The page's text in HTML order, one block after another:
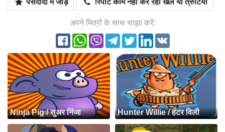
अपने मित्रों के साथ साझा करें:
Ninja Pig / सुअर निंजा Hunter Willie / हंटर विली